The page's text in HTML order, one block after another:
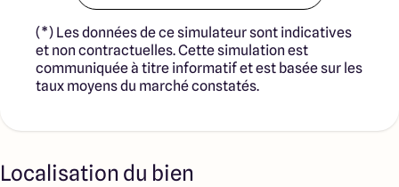
(*) Les données de ce simulateur sont indicatives
et non contractuelles. Cette simulation est
communiquée à titre informatif et est basée sur les
taux moyens du marché constatés.
Localisation du bien